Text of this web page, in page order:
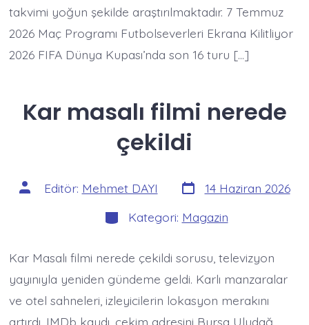
takvimi yoğun şekilde araştırılmaktadır. 7 Temmuz
2026 Maç Programı Futbolseverleri Ekrana Kilitliyor
2026 FIFA Dünya Kupası’nda son 16 turu […]
Kar masalı filmi nerede
çekildi
Yazının
yazarı
Editör: Mehmet DAYI Yazı
tarihi
14 Haziran 2026
Kategoriler
Kategori: Magazin
Kar Masalı filmi nerede çekildi sorusu, televizyon
yayınıyla yeniden gündeme geldi. Karlı manzaralar
ve otel sahneleri, izleyicilerin lokasyon merakını
artırdı. IMDb kaydı, çekim adresini Bursa Uludağ